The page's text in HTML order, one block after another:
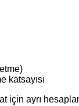
katsayısı
için ayrı